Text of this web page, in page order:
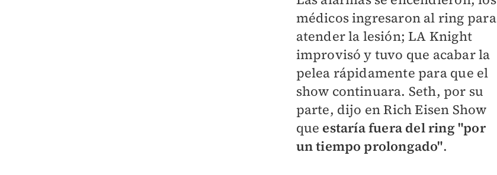
médicos ingresaron al ring para
atender la lesión; LA Knight
improvisó y tuvo que acabar la
pelea rápidamente para que el
show continuara. Seth, por su
parte, dijo en Rich Eisen Show
que estaría fuera del ring "por
un tiempo prolongado".